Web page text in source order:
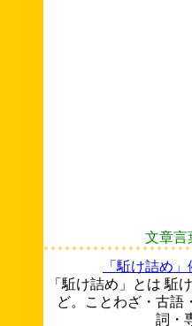
文章言
「駈け詰め
「駈け詰め」とは 駈
ど。ことわざ・古語
詞・